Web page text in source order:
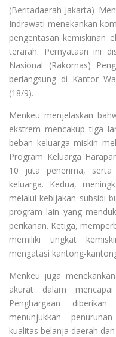
(Beritadaerah-Jakarta)
Indrawati menekankan
pengentasan kemiskinan
terarah. Pernyataan ini
Nasional (Rakornas)
berlangsung di Kantor
(18/9).
Menkeu menjelaskan
ekstrem mencakup tiga
beban keluarga miskin
Program Keluarga
10 juta penerima,
keluarga. Kedua,
melalui kebijakan subsidi
program lain yang
perikanan. Ketiga,
memiliki tingkat
mengatasi kantong-
Menkeu juga
akurat dalam
Penghargaan
menunjukkan
kualitas belanja daerah